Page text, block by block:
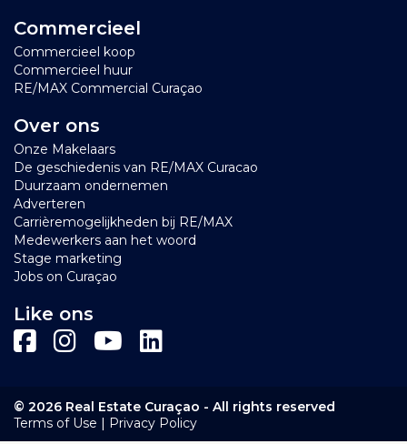
Commercieel
Commercieel koop
Commercieel huur
RE/MAX Commercial Curaçao
Over ons
Onze Makelaars
De geschiedenis van RE/MAX Curacao
Duurzaam ondernemen
Adverteren
Carrièremogelijkheden bij RE/MAX
Medewerkers aan het woord
Stage marketing
Jobs on Curaçao
Like ons
© 2026 Real Estate Curaçao - All rights reserved
Terms of Use | Privacy Policy